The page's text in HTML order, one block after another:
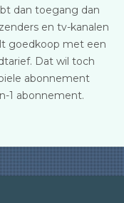
dan toegang dan
en tv-kanalen
goedkoop met een
Dat wil toch
abonnement
1 abonnement.